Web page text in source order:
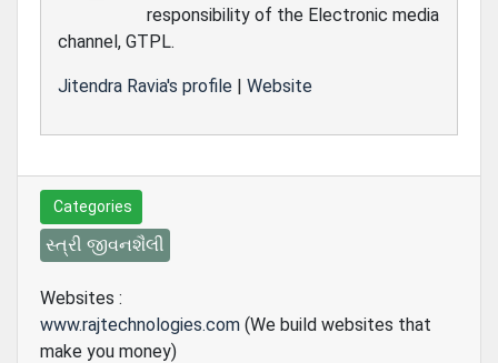
responsibility of the Electronic media
channel, GTPL.
Jitendra Ravia's profile | Website
Categories
સ્ત્રી જીવનશૈલી
Websites :
www.rajtechnologies.com (We build websites that
make you money)